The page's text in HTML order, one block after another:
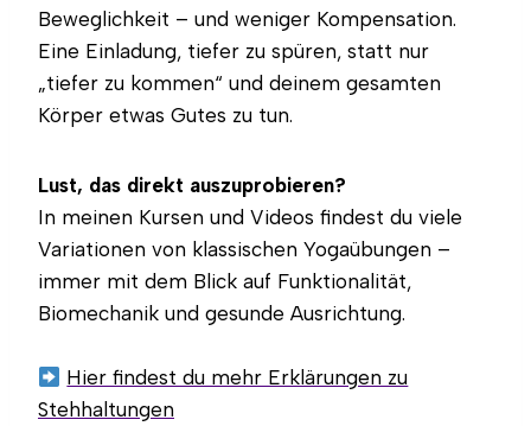
Beweglichkeit – und weniger Kompensation.
Eine Einladung, tiefer zu spüren, statt nur
„tiefer zu kommen“ und deinem gesamten
Körper etwas Gutes zu tun.
Lust, das direkt auszuprobieren?
In meinen Kursen und Videos findest du viele
Variationen von klassischen Yogaübungen –
immer mit dem Blick auf Funktionalität,
Biomechanik und gesunde Ausrichtung.
Hier findest du mehr Erklärungen zu
Stehhaltungen